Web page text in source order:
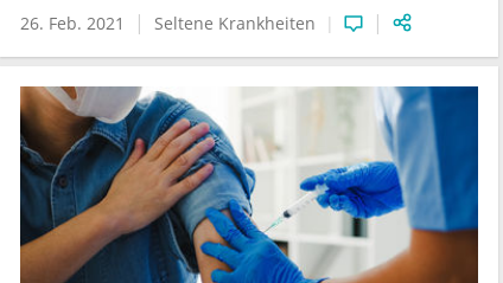
26. Feb. 2021 Seltene Krankheiten